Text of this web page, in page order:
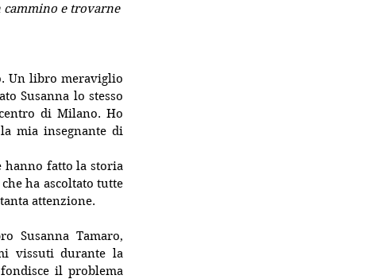
cammino e trovarne
Un libro meraviglio
Susanna lo stesso
di Milano. Ho
mia insegnante di
hanno fatto la storia
ha ascoltato tutte
attenzione.
Susanna Tamaro,
vissuti durante la
il problema